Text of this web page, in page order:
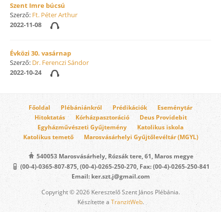
Szent Imre búcsú
Szerző: Ft. Péter Arthur
2022-11-08
Évközi 30. vasárnap
Szerző: Dr. Ferenczi Sándor
2022-10-24
Főoldal Plébániánkról Prédikációk
Eseménytár
Hitoktatás
Kórházpasztoráció
Deus Providebit
Egyházművészeti Gyűjtemény
Katolikus iskola
Katolikus temető
Marosvásárhelyi Gyűjtőlevéltár (MGYL)
540053 Marosvásárhely, Rózsák tere, 61, Maros megye
(00-4)-0365-807-875, (00-4)-0265-250-270, Fax: (00-4)-0265-250-841
Email: ker.szt.j@gmail.com
Copyright © 2026 Keresztelő Szent János Plébánia.
Készítette a TranzitWeb.